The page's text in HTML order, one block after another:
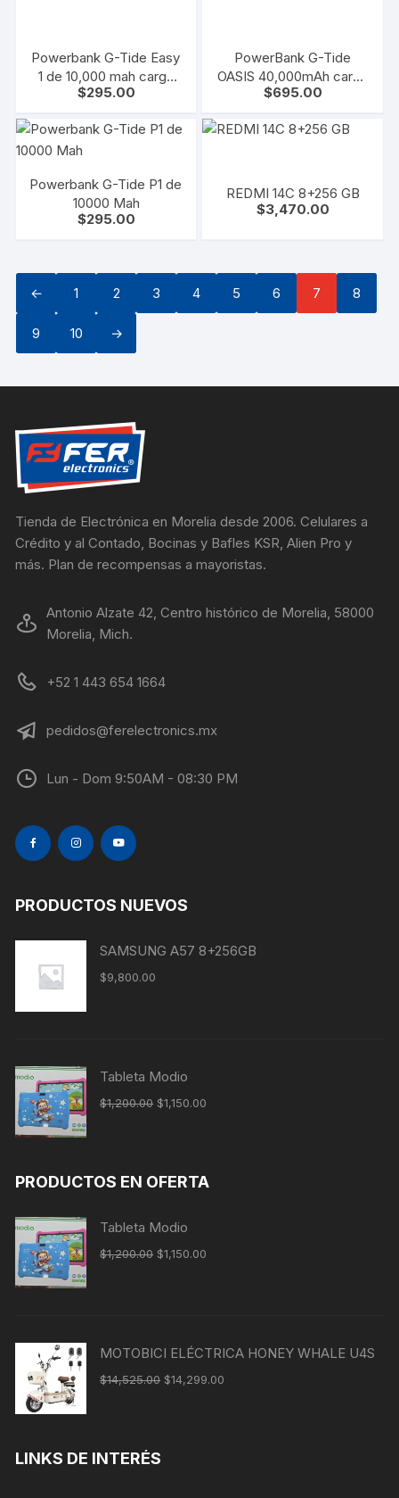
Powerbank G-Tide Easy
1 de 10,000 mah carga
rápida
$295.00
PowerBank G-Tide
OASIS 40,000mAh carga
rápida y lámpara
$695.00
Powerbank G-Tide P1 de
10000 Mah
$295.00
REDMI 14C 8+256 GB
$3,470.00
← 1 2 3 4 5 6 7 8
9 10 →
Tienda de Electrónica en Morelia desde 2006. Celulares a
Crédito y al Contado, Bocinas y Bafles KSR, Alien Pro y
más. Plan de recompensas a mayoristas.
Antonio Alzate 42, Centro histórico de Morelia, 58000
Morelia, Mich.
+52 1 443 654 1664
pedidos@ferelectronics.mx
Lun - Dom 9:50AM - 08:30 PM
PRODUCTOS NUEVOS
SAMSUNG A57 8+256GB
$9,800.00
Tableta Modio
$1,200.00 $1,150.00
PRODUCTOS EN OFERTA
Tableta Modio
$1,200.00 $1,150.00
MOTOBICI ELÉCTRICA HONEY WHALE U4S
$14,525.00 $14,299.00
LINKS DE INTERÉS